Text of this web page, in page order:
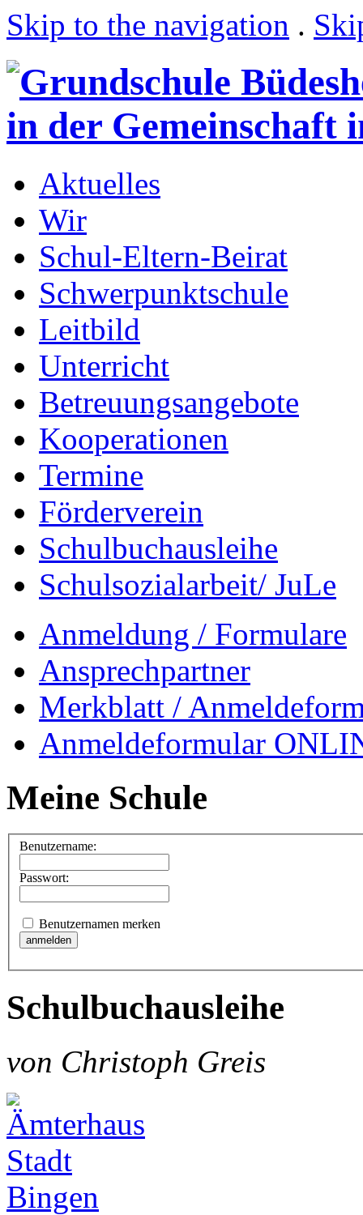
Skip to the navigation .
Aktuelles
Wir
Schul-Eltern-Beirat
Schwerpunktschule
Leitbild
Unterricht
Betreuungsangebote
Kooperationen
Termine
Förderverein
Schulbuchausleihe
Schulsozialarbeit/ JuLe
Anmeldung / Formulare
Ansprechpartner
Merkblatt /
Anmeldeformular
Meine Schule
Benutzername:
Passwort:
Benutzernamen merken
Schulbuchausleihe
von Christoph Greis